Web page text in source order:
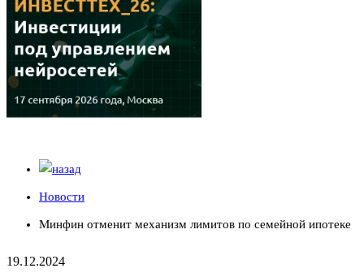
Новости
Минфин отменит механизм лимитов по семейной ипотеке
19.12.2024